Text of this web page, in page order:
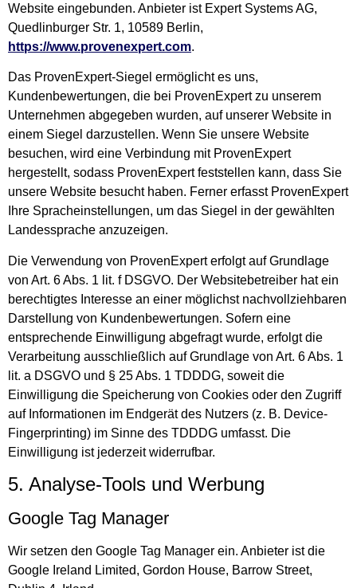
Website eingebunden. Anbieter ist Expert Systems AG,
Quedlinburger Str. 1, 10589 Berlin,
https://www.provenexpert.com.
Das ProvenExpert-Siegel ermöglicht es uns,
Kundenbewertungen, die bei ProvenExpert zu unserem
Unternehmen abgegeben wurden, auf unserer Website in
einem Siegel darzustellen. Wenn Sie unsere Website
besuchen, wird eine Verbindung mit ProvenExpert
hergestellt, sodass ProvenExpert feststellen kann, dass Sie
unsere Website besucht haben. Ferner erfasst ProvenExpert
Ihre Spracheinstellungen, um das Siegel in der gewählten
Landessprache anzuzeigen.
Die Verwendung von ProvenExpert erfolgt auf Grundlage
von Art. 6 Abs. 1 lit. f DSGVO. Der Websitebetreiber hat ein
berechtigtes Interesse an einer möglichst nachvollziehbaren
Darstellung von Kundenbewertungen. Sofern eine
entsprechende Einwilligung abgefragt wurde, erfolgt die
Verarbeitung ausschließlich auf Grundlage von Art. 6 Abs. 1
lit. a DSGVO und § 25 Abs. 1 TDDDG, soweit die
Einwilligung die Speicherung von Cookies oder den Zugriff
auf Informationen im Endgerät des Nutzers (z. B. Device-
Fingerprinting) im Sinne des TDDDG umfasst. Die
Einwilligung ist jederzeit widerrufbar.
5. Analyse-Tools und Werbung
Google Tag Manager
Wir setzen den Google Tag Manager ein. Anbieter ist die
Google Ireland Limited, Gordon House, Barrow Street,